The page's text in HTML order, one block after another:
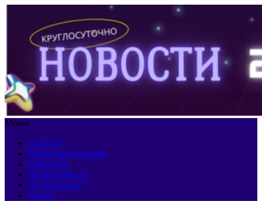
Меню
Главная
Мировая Панорама
Общество
Недвижимость
Путешествия
Спорт